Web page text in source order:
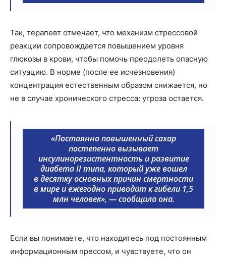
Так, терапевт отмечает, что механизм стрессовой
реакции сопровождается повышением уровня
глюкозы в крови, чтобы помочь преодолеть опасную
ситуацию. В норме (после ее исчезновения)
концентрация естественным образом снижается, но
не в случае хронического стресса: угроза остается.
«Постоянно повышенный сахар
постепенно вызывает
инсулинорезистентность и развитие
диабета II типа, который уже вошел
в десятку основных причин смертности
в мире и ежегодно приводит к гибели 1,5
млн человек», — сообщила она.
Если вы понимаете, что находитесь под постоянным
информационным прессом, и чувствуете, что он